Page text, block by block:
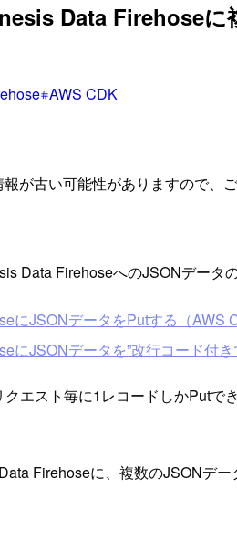
Data Firehose
AWS CDK
が古い可能性がありますので、ご
Data FirehoseへのJSONデータ
にJSONデータをPutする（AWS
JSONデータを”改行コード付
エスト毎に1レコードしかPutで
Firehoseに、複数のJSONデー